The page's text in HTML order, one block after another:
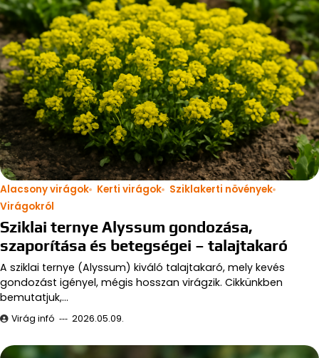
Alacsony virágok Kerti virágok
Sziklakerti növények
Virágokról
Sziklai ternye Alyssum gondozása,
szaporítása és betegségei – talajtakaró
A sziklai ternye (Alyssum) kiváló talajtakaró, mely kevés
gondozást igényel, mégis hosszan virágzik. Cikkünkben
bemutatjuk,…
Virág infó 2026.05.09.